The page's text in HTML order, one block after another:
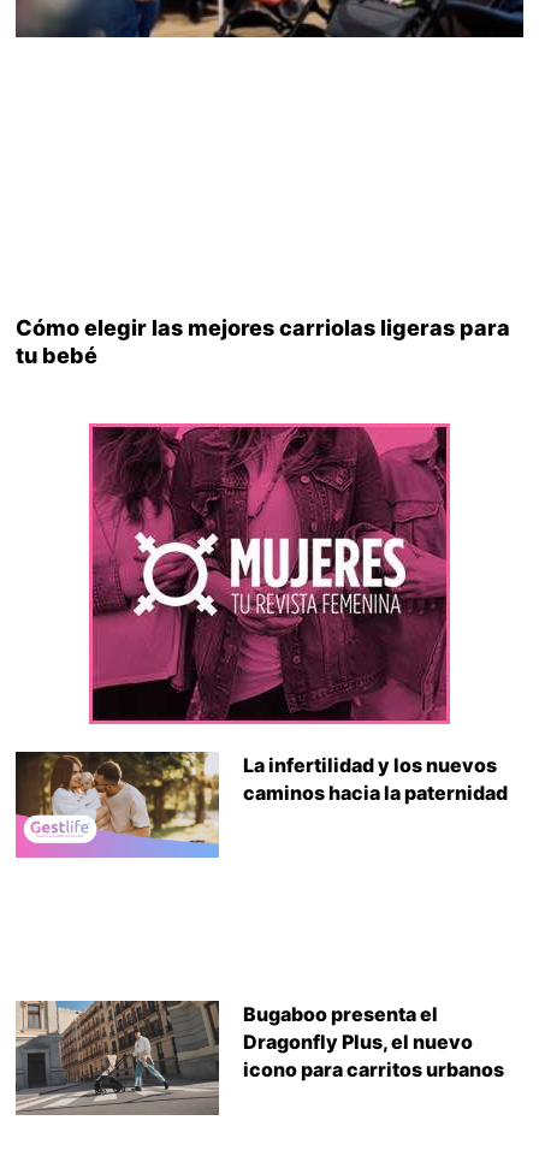
Cómo elegir las mejores carriolas ligeras para
tu bebé
La infertilidad y los nuevos
caminos hacia la paternidad
Bugaboo presenta el
Dragonfly Plus, el nuevo
icono para carritos urbanos